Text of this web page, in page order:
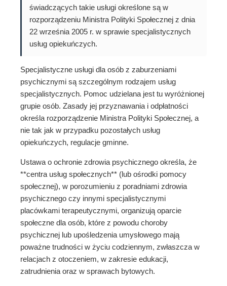
świadczących takie usługi określone są w
rozporządzeniu Ministra Polityki Społecznej z dnia
22 września 2005 r. w sprawie specjalistycznych
usług opiekuńczych.
Specjalistyczne usługi dla osób z zaburzeniami
psychicznymi są szczególnym rodzajem usług
specjalistycznych. Pomoc udzielana jest tu wyróżnionej
grupie osób. Zasady jej przyznawania i odpłatności
określa rozporządzenie Ministra Polityki Społecznej, a
nie tak jak w przypadku pozostałych usług
opiekuńczych, regulacje gminne.
Ustawa o ochronie zdrowia psychicznego określa, że
**centra usług społecznych** (lub ośrodki pomocy
społecznej), w porozumieniu z poradniami zdrowia
psychicznego czy innymi specjalistycznymi
placówkami terapeutycznymi, organizują oparcie
społeczne dla osób, które z powodu choroby
psychicznej lub upośledzenia umysłowego mają
poważne trudności w życiu codziennym, zwłaszcza w
relacjach z otoczeniem, w zakresie edukacji,
zatrudnienia oraz w sprawach bytowych.